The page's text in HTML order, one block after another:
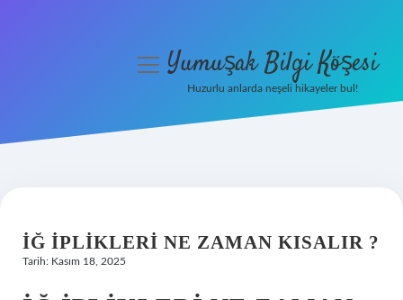
Hakkımızda
menüyüYumuşak Bilgi Köşesi
Huzurlu anlarda neşeli hikayeler bul!
İĞ IPLIKLERI NE ZAMAN KISALIR ?
Tarih: Kasım 18, 2025